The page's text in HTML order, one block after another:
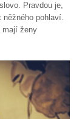
Pravdou je,
pohlaví.
mají ženy